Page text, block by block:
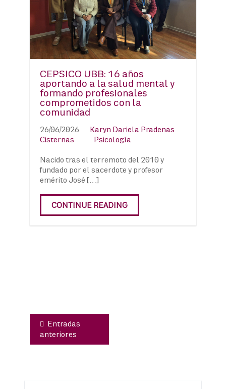
CEPSICO UBB: 16 años
aportando a la salud mental y
formando profesionales
comprometidos con la
comunidad
26/06/2026
Karyn Dariela Pradenas
Cisternas
Psicología
Nacido tras el terremoto del 2010 y
fundado por el sacerdote y profesor
emérito José […]
CONTINUE READING
Entradas
anteriores